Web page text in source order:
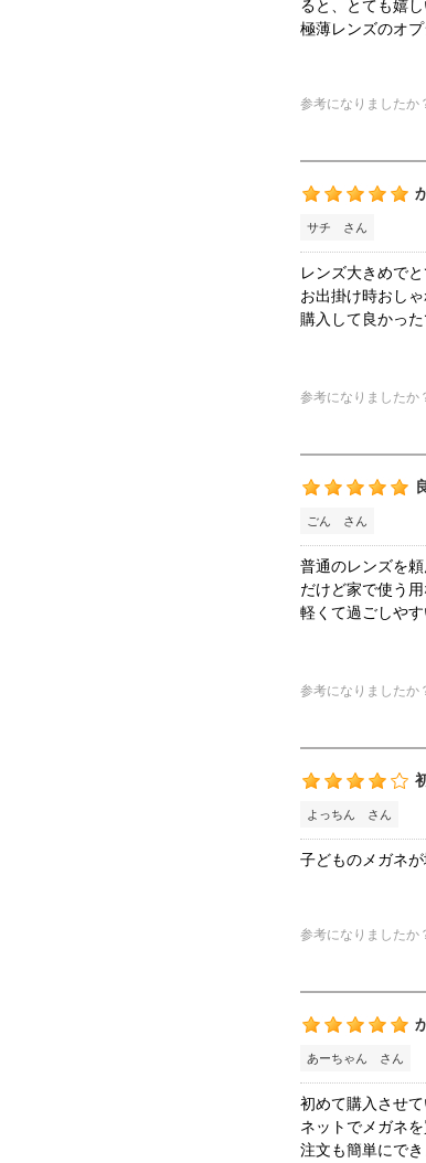
ると、とても嬉し
極薄レンズのオ
参考になりましたか
サチ さん
レンズ大きめで
お出掛け時おし
購入して良かった
参考になりましたか
ごん さん
普通のレンズを頼
だけど家で使う
軽くて過ごしや
参考になりましたか
よっちん さん
子どものメガネ
参考になりましたか
あーちゃん さん
初めて購入させて
ネットでメガネ
注文も簡単にでき